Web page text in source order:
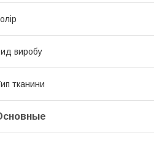
виробу
тканини